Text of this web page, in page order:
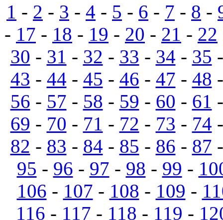
1 - 2 - 3 - 4 - 5 - 6 - 7 - 8 -
- 17 - 18 - 19 - 20 - 21 - 22
30 - 31 - 32 - 33 - 34 - 35
43 - 44 - 45 - 46 - 47 - 48
56 - 57 - 58 - 59 - 60 - 61
69 - 70 - 71 - 72 - 73 - 74
82 - 83 - 84 - 85 - 86 - 87
95 - 96 - 97 - 98 - 99 -
106 - 107 - 108 - 109 -
116 - 117 - 118 - 119 -